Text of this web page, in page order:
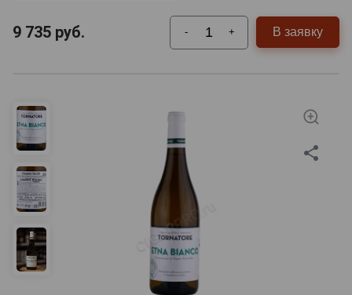
9 735 руб. - + В заявку